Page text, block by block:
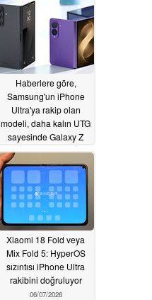
Haberlere göre,
Samsung'un iPhone
Ultra'ya rakip olan
modeli, daha kalın UTG
sayesinde Galaxy Z
Fold8 Ultra'dan daha
az kat izi bırakıyor
Xiaomi 18 Fold veya
Mix Fold 5: HyperOS
sızıntısı iPhone Ultra
rakibini doğruluyor
06/07/2026